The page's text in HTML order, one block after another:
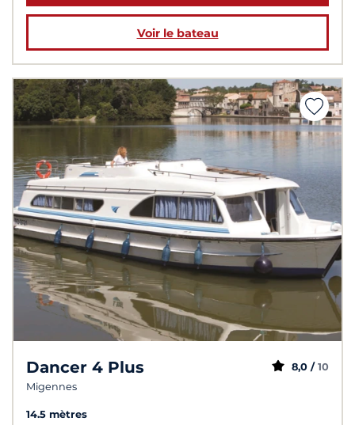
Voir le bateau
Dancer 4 Plus
Migennes
8,0 / 10
14.5 mètres